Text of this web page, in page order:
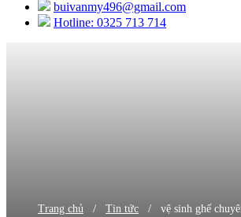
buivanmy496@gmail.com
Hotline: 0325 713 714
Trang chủ / Tin tức / vệ sinh ghế